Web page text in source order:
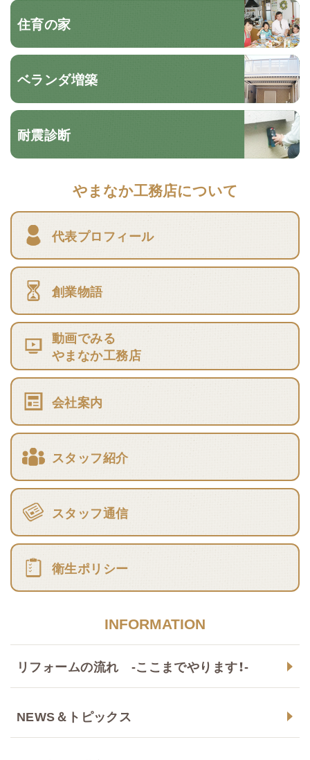
住育の家
ベランダ増築
耐震診断
やまなか工務店について
代表プロフィール
創業物語
動画でみる
やまなか工務店
会社案内
スタッフ紹介
スタッフ通信
衛生ポリシー
INFORMATION
リフォームの流れ -ここまでやります！-
NEWS＆トピックス